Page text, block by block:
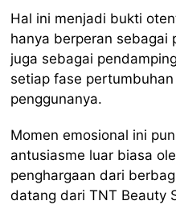
Hal ini menjadi bukti
hanya berperan sebagai
juga sebagai
setiap fase
penggunanya.
Momen emosional ini
antusiasme luar biasa
penghargaan dari
datang dari TNT Beauty